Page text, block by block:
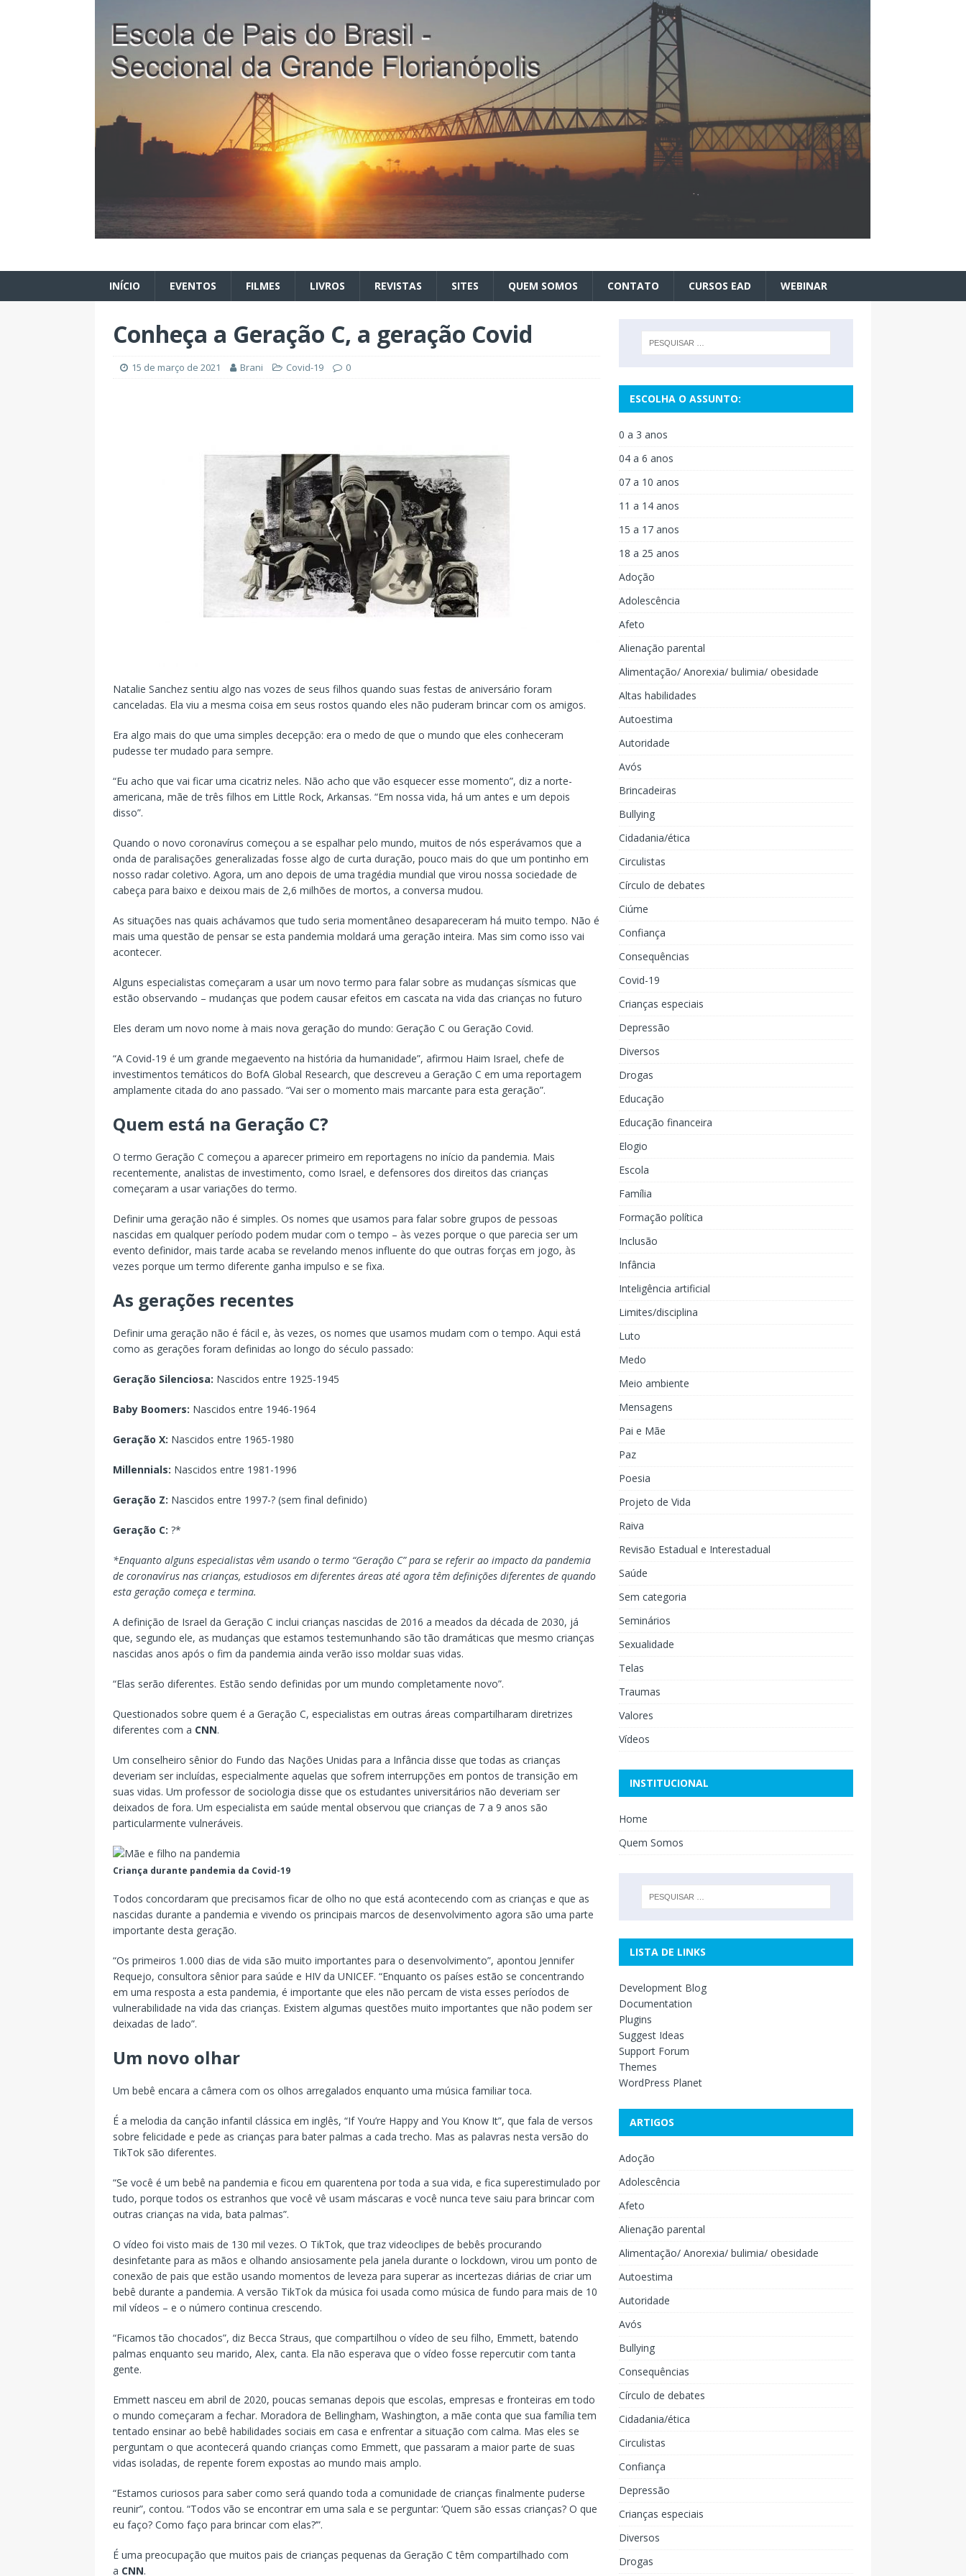
INÍCIO EVENTOS FILMES LIVROS REVISTAS SITES QUEM SOMOS CONTATO CURSOS EAD WEBINAR
Conheça a Geração C, a geração Covid
15 de março de 2021 Brani Covid-19 0
Natalie Sanchez sentiu algo nas vozes de seus filhos quando suas festas de aniversário foram
canceladas. Ela viu a mesma coisa em seus rostos quando eles não puderam brincar com os amigos.
Era algo mais do que uma simples decepção: era o medo de que o mundo que eles conheceram
pudesse ter mudado para sempre.
“Eu acho que vai ficar uma cicatriz neles. Não acho que vão esquecer esse momento”, diz a norte-
americana, mãe de três filhos em Little Rock, Arkansas. “Em nossa vida, há um antes e um depois
disso”.
Quando o novo coronavírus começou a se espalhar pelo mundo, muitos de nós esperávamos que a
onda de paralisações generalizadas fosse algo de curta duração, pouco mais do que um pontinho em
nosso radar coletivo. Agora, um ano depois de uma tragédia mundial que virou nossa sociedade de
cabeça para baixo e deixou mais de 2,6 milhões de mortos, a conversa mudou.
As situações nas quais achávamos que tudo seria momentâneo desapareceram há muito tempo. Não é
mais uma questão de pensar se esta pandemia moldará uma geração inteira. Mas sim como isso vai
acontecer.
Alguns especialistas começaram a usar um novo termo para falar sobre as mudanças sísmicas que
estão observando – mudanças que podem causar efeitos em cascata na vida das crianças no futuro
Eles deram um novo nome à mais nova geração do mundo: Geração C ou Geração Covid.
“A Covid-19 é um grande megaevento na história da humanidade”, afirmou Haim Israel, chefe de
investimentos temáticos do BofA Global Research, que descreveu a Geração C em uma reportagem
amplamente citada do ano passado. “Vai ser o momento mais marcante para esta geração”.
Quem está na Geração C?
O termo Geração C começou a aparecer primeiro em reportagens no início da pandemia. Mais
recentemente, analistas de investimento, como Israel, e defensores dos direitos das crianças
começaram a usar variações do termo.
Definir uma geração não é simples. Os nomes que usamos para falar sobre grupos de pessoas
nascidas em qualquer período podem mudar com o tempo – às vezes porque o que parecia ser um
evento definidor, mais tarde acaba se revelando menos influente do que outras forças em jogo, às
vezes porque um termo diferente ganha impulso e se fixa.
As gerações recentes
Definir uma geração não é fácil e, às vezes, os nomes que usamos mudam com o tempo. Aqui está
como as gerações foram definidas ao longo do século passado:
Geração Silenciosa: Nascidos entre 1925-1945
Baby Boomers: Nascidos entre 1946-1964
Geração X: Nascidos entre 1965-1980
Millennials: Nascidos entre 1981-1996
Geração Z: Nascidos entre 1997-? (sem final definido)
Geração C: ?*
*Enquanto alguns especialistas vêm usando o termo “Geração C” para se referir ao impacto da pandemia
de coronavírus nas crianças, estudiosos em diferentes áreas até agora têm definições diferentes de quando
esta geração começa e termina.
A definição de Israel da Geração C inclui crianças nascidas de 2016 a meados da década de 2030, já
que, segundo ele, as mudanças que estamos testemunhando são tão dramáticas que mesmo crianças
nascidas anos após o fim da pandemia ainda verão isso moldar suas vidas.
“Elas serão diferentes. Estão sendo definidas por um mundo completamente novo”.
Questionados sobre quem é a Geração C, especialistas em outras áreas compartilharam diretrizes
diferentes com a CNN.
Um conselheiro sênior do Fundo das Nações Unidas para a Infância disse que todas as crianças
deveriam ser incluídas, especialmente aquelas que sofrem interrupções em pontos de transição em
suas vidas. Um professor de sociologia disse que os estudantes universitários não deveriam ser
deixados de fora. Um especialista em saúde mental observou que crianças de 7 a 9 anos são
particularmente vulneráveis.
Criança durante pandemia da Covid-19
Todos concordaram que precisamos ficar de olho no que está acontecendo com as crianças e que as
nascidas durante a pandemia e vivendo os principais marcos de desenvolvimento agora são uma parte
importante desta geração.
“Os primeiros 1.000 dias de vida são muito importantes para o desenvolvimento”, apontou Jennifer
Requejo, consultora sênior para saúde e HIV da UNICEF. “Enquanto os países estão se concentrando
em uma resposta a esta pandemia, é importante que eles não percam de vista esses períodos de
vulnerabilidade na vida das crianças. Existem algumas questões muito importantes que não podem ser
deixadas de lado”.
Um novo olhar
Um bebê encara a câmera com os olhos arregalados enquanto uma música familiar toca.
É a melodia da canção infantil clássica em inglês, “If You’re Happy and You Know It”, que fala de versos
sobre felicidade e pede as crianças para bater palmas a cada trecho. Mas as palavras nesta versão do
TikTok são diferentes.
“Se você é um bebê na pandemia e ficou em quarentena por toda a sua vida, e fica superestimulado por
tudo, porque todos os estranhos que você vê usam máscaras e você nunca teve saiu para brincar com
outras crianças na vida, bata palmas”.
O vídeo foi visto mais de 130 mil vezes. O TikTok, que traz videoclipes de bebês procurando
desinfetante para as mãos e olhando ansiosamente pela janela durante o lockdown, virou um ponto de
conexão de pais que estão usando momentos de leveza para superar as incertezas diárias de criar um
bebê durante a pandemia. A versão TikTok da música foi usada como música de fundo para mais de 10
mil vídeos – e o número continua crescendo.
“Ficamos tão chocados”, diz Becca Straus, que compartilhou o vídeo de seu filho, Emmett, batendo
palmas enquanto seu marido, Alex, canta. Ela não esperava que o vídeo fosse repercutir com tanta
gente.
Emmett nasceu em abril de 2020, poucas semanas depois que escolas, empresas e fronteiras em todo
o mundo começaram a fechar. Moradora de Bellingham, Washington, a mãe conta que sua família tem
tentado ensinar ao bebê habilidades sociais em casa e enfrentar a situação com calma. Mas eles se
perguntam o que acontecerá quando crianças como Emmett, que passaram a maior parte de suas
vidas isoladas, de repente forem expostas ao mundo mais amplo.
“Estamos curiosos para saber como será quando toda a comunidade de crianças finalmente puderse
reunir”, contou. “Todos vão se encontrar em uma sala e se perguntar: ‘Quem são essas crianças? O que
eu faço? Como faço para brincar com elas?’”.
É uma preocupação que muitos pais de crianças pequenas da Geração C têm compartilhado com
a CNN.
ESCOLHA O ASSUNTO:
0 a 3 anos
04 a 6 anos
07 a 10 anos
11 a 14 anos
15 a 17 anos
18 a 25 anos
Adoção
Adolescência
Afeto
Alienação parental
Alimentação/ Anorexia/ bulimia/ obesidade
Altas habilidades
Autoestima
Autoridade
Avós
Brincadeiras
Bullying
Cidadania/ética
Circulistas
Círculo de debates
Ciúme
Confiança
Consequências
Covid-19
Crianças especiais
Depressão
Diversos
Drogas
Educação
Educação financeira
Elogio
Escola
Família
Formação política
Inclusão
Infância
Inteligência artificial
Limites/disciplina
Luto
Medo
Meio ambiente
Mensagens
Pai e Mãe
Paz
Poesia
Projeto de Vida
Raiva
Revisão Estadual e Interestadual
Saúde
Sem categoria
Seminários
Sexualidade
Telas
Traumas
Valores
Vídeos
INSTITUCIONAL
Home
Quem Somos
LISTA DE LINKS
Development Blog
Documentation
Plugins
Suggest Ideas
Support Forum
Themes
WordPress Planet
ARTIGOS
Adoção
Adolescência
Afeto
Alienação parental
Alimentação/ Anorexia/ bulimia/ obesidade
Autoestima
Autoridade
Avós
Bullying
Consequências
Círculo de debates
Cidadania/ética
Circulistas
Confiança
Depressão
Crianças especiais
Diversos
Drogas